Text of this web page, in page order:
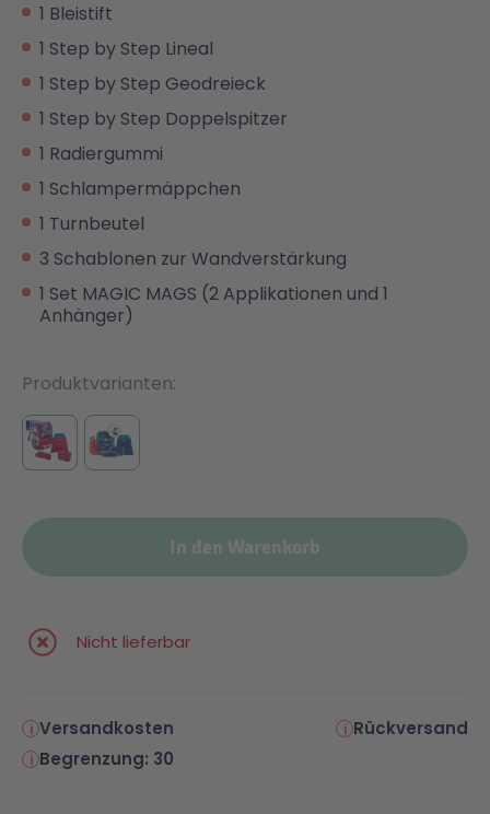
1 Bleistift
1 Step by Step Lineal
1 Step by Step Geodreieck
1 Step by Step Doppelspitzer
1 Radiergummi
1 Schlampermäppchen
1 Turnbeutel
3 Schablonen zur Wandverstärkung
1 Set MAGIC MAGS (2 Applikationen und 1
Anhänger)
In den Warenkorb
Nicht lieferbar
Produktvarianten
Versandkosten
Rückversand
Begrenzung: 30